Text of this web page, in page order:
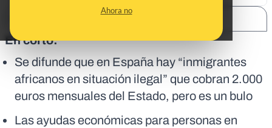
Ahora no
En corto:
Se difunde que en España hay “inmigrantes
africanos en situación ilegal” que cobran 2.000
euros mensuales del Estado, pero es un bulo
Las ayudas económicas para personas en